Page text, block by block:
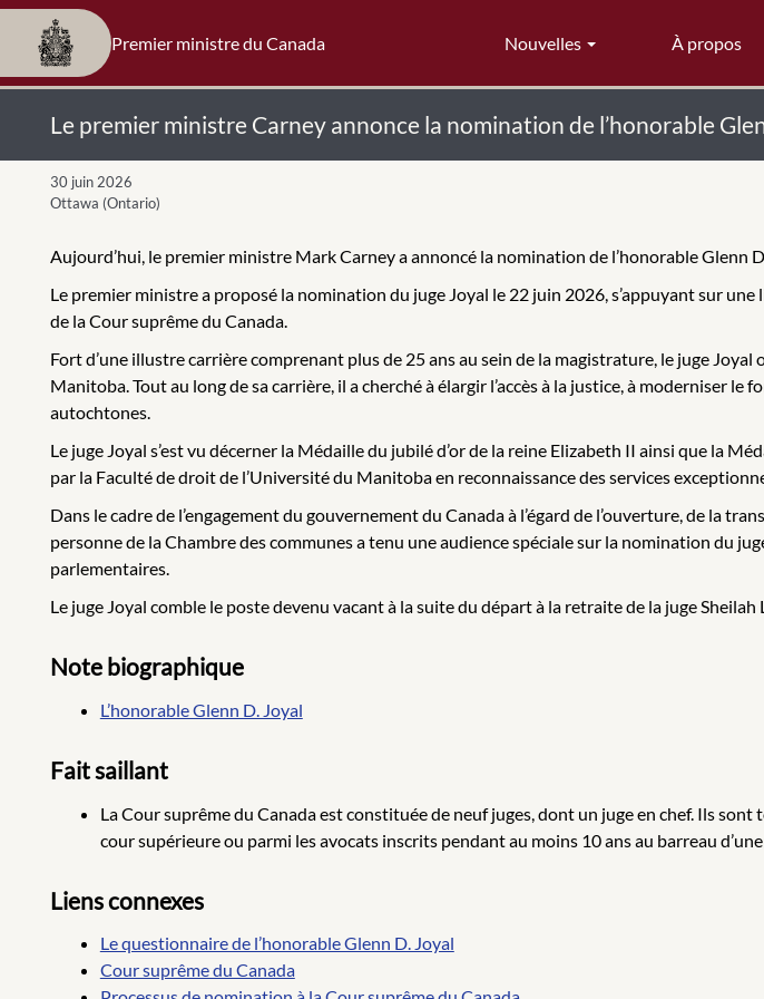
Premier ministre du Canada Nouvelles À propos
Le premier ministre Carney annonce la nomination de l’honorable
30 juin 2026
Ottawa (Ontario)
Aujourd’hui, le premier ministre Mark Carney a annoncé la nomination de l’honorable Glenn
Le premier ministre a proposé la nomination du juge Joyal le 22 juin 2026, s’appuyant sur
de la Cour suprême du Canada.
Fort d’une illustre carrière comprenant plus de 25 ans au sein de la magistrature, le juge
Manitoba. Tout au long de sa carrière, il a cherché à élargir l’accès à la justice, à moderniser
autochtones.
Le juge Joyal s’est vu décerner la Médaille du jubilé d’or de la reine Elizabeth II ainsi que la
par la Faculté de droit de l’Université du Manitoba en reconnaissance des services
Dans le cadre de l’engagement du gouvernement du Canada à l’égard de l’ouverture, de la
personne de la Chambre des communes a tenu une audience spéciale sur la nomination du
parlementaires.
Le juge Joyal comble le poste devenu vacant à la suite du départ à la retraite de la juge Sheilah
Note biographique
L’honorable Glenn D. Joyal
Fait saillant
La Cour suprême du Canada est constituée de neuf juges, dont un juge en chef. Ils
cour supérieure ou parmi les avocats inscrits pendant au moins 10 ans au barreau
Liens connexes
Le questionnaire de l’honorable Glenn D. Joyal
Cour suprême du Canada